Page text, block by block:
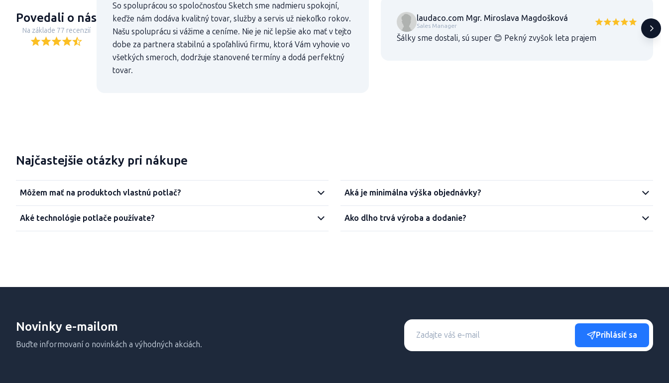
Povedali o nás
Na základe 77 recenzií
So spoluprácou so spoločnosťou Sketch sme nadmieru spokojní,
keďže nám dodáva kvalitný tovar, služby a servis už niekoľko rokov.
Našu spoluprácu si vážime a ceníme. Nie je nič lepšie ako mať v tejto
dobe za partnera stabilnú a spoľahlivú firmu, ktorá Vám vyhovie vo
všetkých smeroch, dodržuje stanovené termíny a dodá perfektný
tovar.
laudaco.com Mgr. Miroslava Magdošková
Sales Manager
Šálky sme dostali, sú super 😊 Pekný zvyšok leta prajem
Najčastejšie otázky pri nákupe
Môžem mať na produktoch vlastnú potlač?
Aké technológie potlače používate?
Aká je minimálna výška objednávky?
Ako dlho trvá výroba a dodanie?
Novinky e-mailom
Buďte informovaní o novinkách a výhodných akciách.
Prihlásiť sa